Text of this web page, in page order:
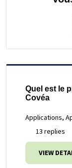
Quel est le
Covéa
Applications,
13 replies
VIEW